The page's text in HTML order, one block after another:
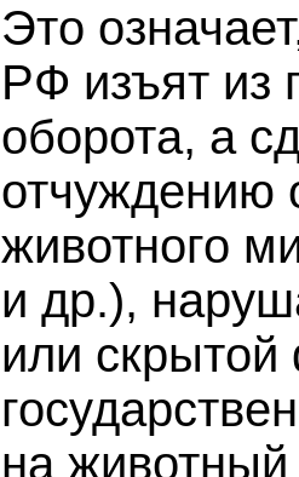
Это
РФ изъят из
оборота, а
отчуждению
животного
и др.),
или
на